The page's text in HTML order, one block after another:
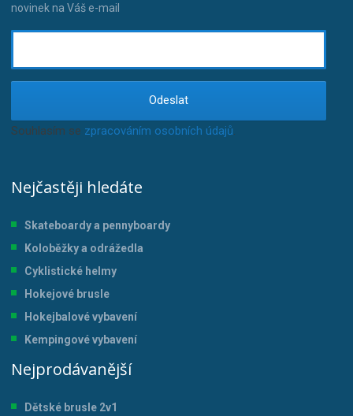
novinek na Váš e-mail
Odeslat
Souhlasím se zpracováním osobních údajů
Nejčastěji hledáte
Skateboardy a pennyboardy
Koloběžky a odrážedla
Cyklistické helmy
Hokejové brusle
Hokejbalové vybavení
Kempingové vybavení
Nejprodávanější
Dětské brusle 2v1